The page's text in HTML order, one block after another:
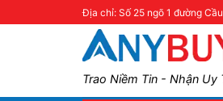
Địa chỉ: Số 25 ngõ 1 đường
Trao Niềm Tin - Nhận Uy